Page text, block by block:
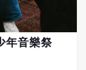
心的小旅
議題。參
中的藝術作
的情感記
）來
年音樂祭